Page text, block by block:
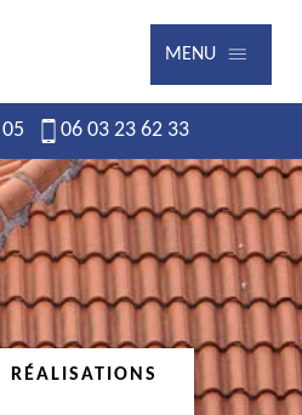
MENU
06 03 23 62 33
RÉALISATIONS